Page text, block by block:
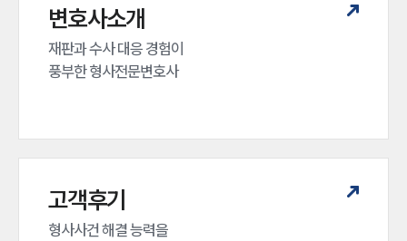
변호사소개
재판과 수사 대응 경험이
풍부한 형사전문변호사
고객후기
형사사건 해결 능력을